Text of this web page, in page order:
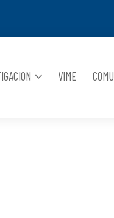
VIME